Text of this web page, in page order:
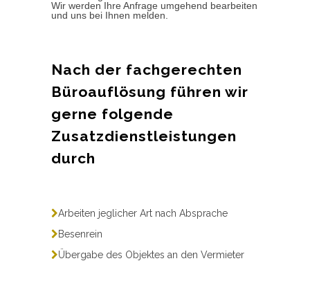
Wir werden Ihre Anfrage umgehend bearbeiten
und uns bei Ihnen melden.
Nach der fachgerechten
Büroauflösung führen wir
gerne folgende
Zusatzdienstleistungen
durch
Arbeiten jeglicher Art nach Absprache
Besenrein
Übergabe des Objektes an den Vermieter